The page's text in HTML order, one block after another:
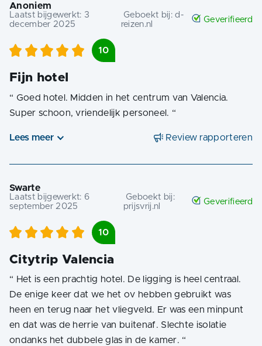
Anoniem
Laatst bijgewerkt: 3
december 2025
Geboekt bij:d-
reizen.nl
Geverifieerd
10
Fijn hotel
“ Goed hotel. Midden in het centrum van Valencia.
Super schoon, vriendelijk personeel. “
Lees meer Review rapporteren
Swarte
Laatst bijgewerkt: 6
september 2025
Geboekt bij:
prijsvrij.nl
Geverifieerd
10
Citytrip Valencia
“ Het is een prachtig hotel. De ligging is heel centraal.
De enige keer dat we het ov hebben gebruikt was
heen en terug naar het vliegveld. Er was een minpunt
en dat was de herrie van buitenaf. Slechte isolatie
ondanks het dubbele glas in de kamer. “